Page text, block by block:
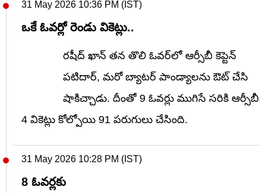
31 May 2026 10:36 PM (IST)
ఒకే ఓవర్లో రెండు వికెట్లు..
రషీద్ ఖాన్ తన తొలి ఓవర్‌లో ఆర్సీబీ కెప్టెన్
పటిదార్, మరో బ్యాటర్ పాండ్యాలను ఔట్ చేసి
షాకిచ్చాడు. దీంతో 9 ఓవర్లు ముగిసే సరికి ఆర్సీబీ
4 వికెట్లు కోల్పోయి 91 పరుగులు చేసింది.
31 May 2026 10:28 PM (IST)
8 ఓవర్లకు